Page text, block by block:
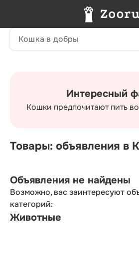
Интересный
Кошки предпочитают пить
Товары: объявления в
Объявления не найдены
Возможно, вас заинтересуют
категорий:
Животные